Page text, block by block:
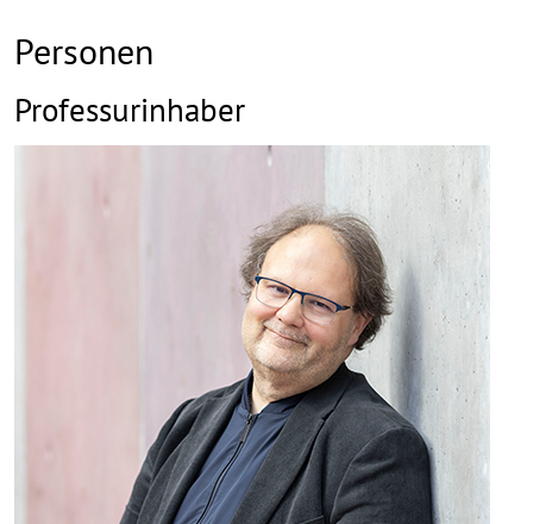
Personen
Professurinhaber
©